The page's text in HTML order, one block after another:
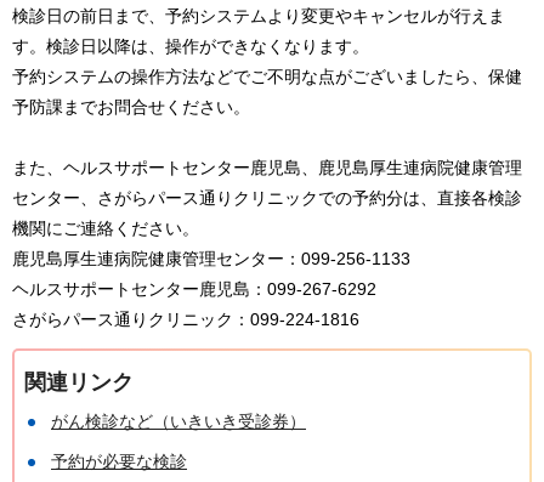
検診日の前日まで、予約システムより変更やキャンセルが行えま
す。検診日以降は、操作ができなくなります。
予約システムの操作方法などでご不明な点がございましたら、保健
予防課までお問合せください。
また、ヘルスサポートセンター鹿児島、鹿児島厚生連病院健康管理
センター、さがらパース通りクリニックでの予約分は、直接各検診
機関にご連絡ください。
鹿児島厚生連病院健康管理センター：099-256-1133
ヘルスサポートセンター鹿児島：099-267-6292
さがらパース通りクリニック：099-224-1816
関連リンク
がん検診など（いきいき受診券）
予約が必要な検診